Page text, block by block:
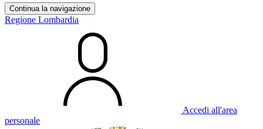
Continua la navigazione
Regione Lombardia
Accedi all'area
personale